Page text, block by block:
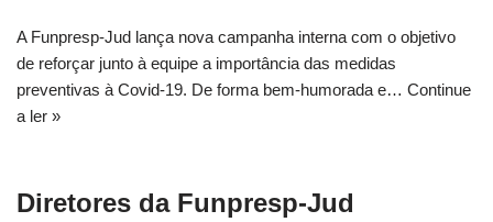
A Funpresp-Jud lança nova campanha interna com o objetivo
de reforçar junto à equipe a importância das medidas
preventivas à Covid-19. De forma bem-humorada e… Continue
a ler »
Diretores da Funpresp-Jud